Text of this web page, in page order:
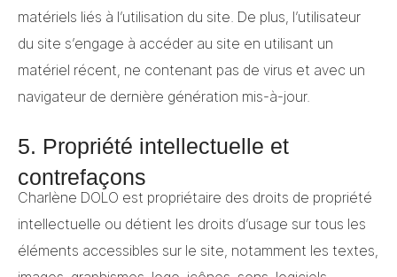
matériels liés à l’utilisation du site. De plus, l’utilisateur
du site s’engage à accéder au site en utilisant un
matériel récent, ne contenant pas de virus et avec un
navigateur de dernière génération mis-à-jour.
5. Propriété intellectuelle et
contrefaçons
Charlène DOLO est propriétaire des droits de propriété
intellectuelle ou détient les droits d’usage sur tous les
éléments accessibles sur le site, notamment les textes,